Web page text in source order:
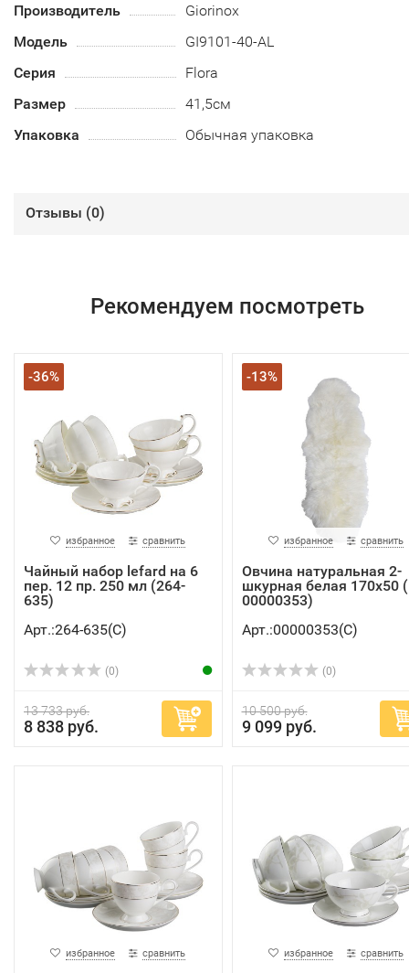
Производитель
Giorinox
Модель
GI9101-40-AL
Серия
Flora
Размер
41,5см
Упаковка
Обычная упаковка
Отзывы (0)
Рекомендуем посмотреть
-36%
избранное сравнить
Чайный набор lefard на 6
пер. 12 пр. 250 мл (264-
635)
Арт.:264-635(C)
(0)
13 733 руб.
8 838 руб.
-13%
избранное сравнить
Овчина натуральная 2-
шкурная белая 170х50
00000353)
Арт.:00000353(C)
(0)
10 500 руб.
9 099 руб.
избранное сравнить избранное сравнить